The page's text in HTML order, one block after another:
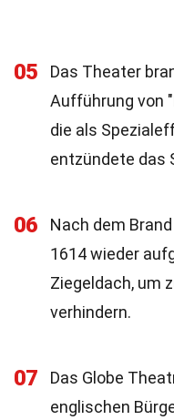
05
Das Theater
Aufführung von
die als
entzündete das
06
Nach dem
1614 wieder
Ziegeldach, um
verhindern.
07
Das Globe
englischen